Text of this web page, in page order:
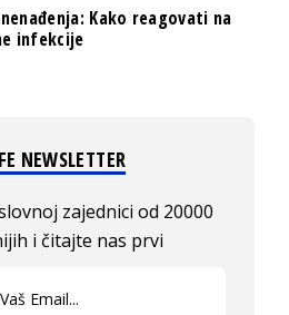
Kako reagovati na
infekcije
NEWSLETTER
zajednici od 20000
i čitajte nas prvi